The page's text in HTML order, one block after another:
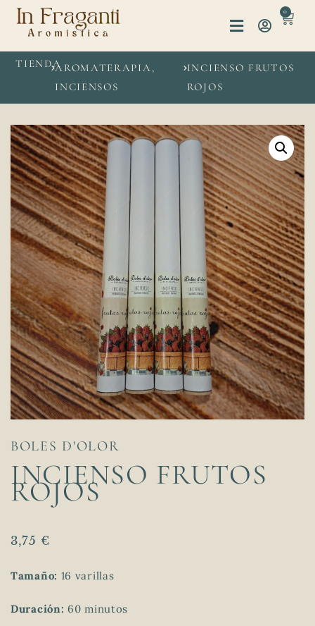
0
TIENDAAROMATERAPIA ,
INCIENSOS
INCIENSO FRUTOS
ROJOS
BOLES D'OLOR
INCIENSO FRUTOS
ROJOS
3,75 €
Tamaño: 16 varillas
Duración: 60 minutos